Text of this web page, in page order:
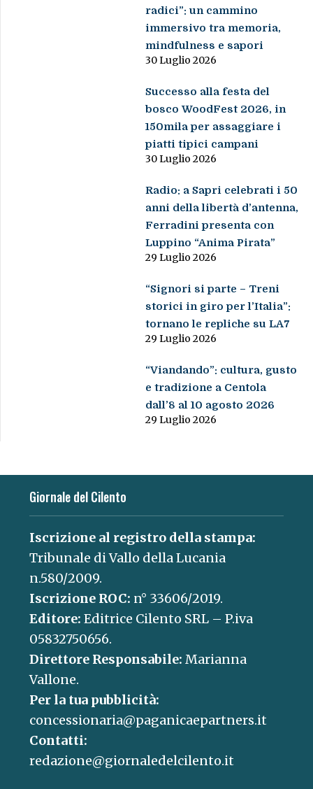
radici”: un cammino
immersivo tra memoria,
mindfulness e sapori
30 Luglio 2026
Successo alla festa del
bosco WoodFest 2026, in
150mila per assaggiare i
piatti tipici campani
30 Luglio 2026
Radio: a Sapri celebrati i 50
anni della libertà d’antenna,
Ferradini presenta con
Luppino “Anima Pirata”
29 Luglio 2026
“Signori si parte – Treni
storici in giro per l’Italia”:
tornano le repliche su LA7
29 Luglio 2026
“Viandando”: cultura, gusto
e tradizione a Centola
dall’8 al 10 agosto 2026
29 Luglio 2026
Giornale del Cilento
Iscrizione al registro della stampa:
Tribunale di Vallo della Lucania
n.580/2009.
Iscrizione ROC: n° 33606/2019.
Editore: Editrice Cilento SRL – P.iva
05832750656.
Direttore Responsabile: Marianna
Vallone.
Per la tua pubblicità:
concessionaria@paganicaepartners.it
Contatti:
redazione@giornaledelcilento.it